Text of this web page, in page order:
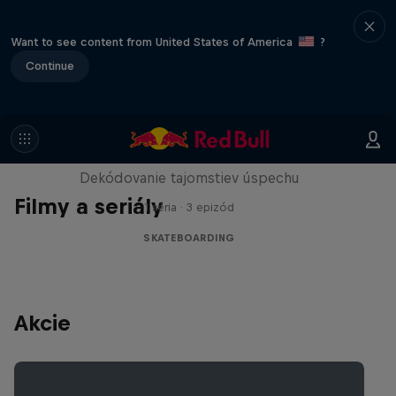
Want to see content from United States of America
?
Continue
Filmy a seriály
Visions of Greatness
Dekódovanie tajomstiev úspechu
1 séria · 3 epizód
SKATEBOARDING
Akcie